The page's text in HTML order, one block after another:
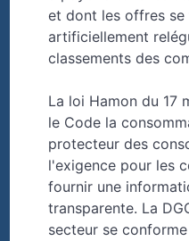
et dont les offres se
artificiellement
classements des
La loi Hamon du 17
le Code la
protecteur des
l'exigence pour les
fournir une
transparente. La
secteur se